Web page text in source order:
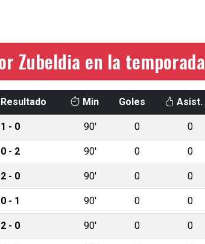
Zubeldia en la temporada
Resultado Min Goles Asist.
1 - 0 90' 0 0
0 - 2 90' 0 0
2 - 0 90' 0 0
0 - 1 90' 0 0
2 - 0 90' 0 0